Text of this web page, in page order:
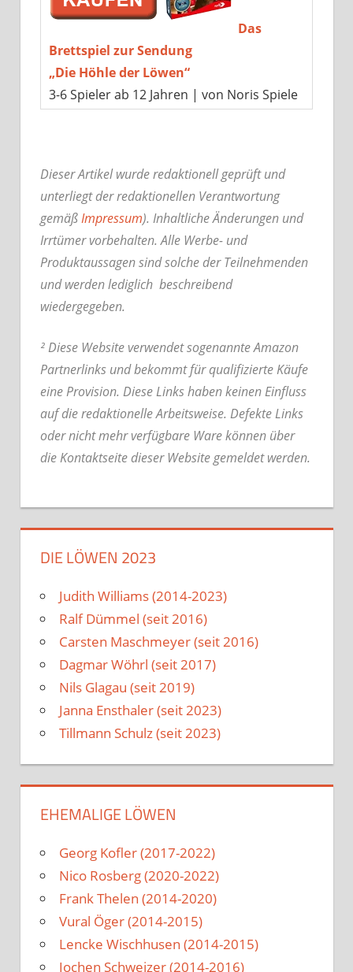
Das
Brettspiel zur Sendung
„Die Höhle der Löwen“
3-6 Spieler ab 12 Jahren | von Noris Spiele
Dieser Artikel wurde redaktionell geprüft und
unterliegt der redaktionellen Verantwortung
gemäßImpressum). Inhaltliche Änderungen und
Irrtümer vorbehalten. Alle Werbe- und
Produktaussagen sind solche der Teilnehmenden
und werden lediglich beschreibend
wiedergegeben.
² Diese Website verwendet sogenannte Amazon
Partnerlinks und bekommt für qualifizierte Käufe
eine Provision. Diese Links haben keinen Einfluss
auf die redaktionelle Arbeitsweise. Defekte Links
oder nicht mehr verfügbare Ware können über
die Kontaktseite dieser Website gemeldet werden.
DIE LÖWEN 2023
Judith Williams (2014-2023)
Ralf Dümmel (seit 2016)
Carsten Maschmeyer (seit 2016)
Dagmar Wöhrl (seit 2017)
Nils Glagau (seit 2019)
Janna Ensthaler (seit 2023)
Tillmann Schulz (seit 2023)
EHEMALIGE LÖWEN
Georg Kofler (2017-2022)
Nico Rosberg (2020-2022)
Frank Thelen (2014-2020)
Vural Öger (2014-2015)
Lencke Wischhusen (2014-2015)
Jochen Schweizer (2014-2016)